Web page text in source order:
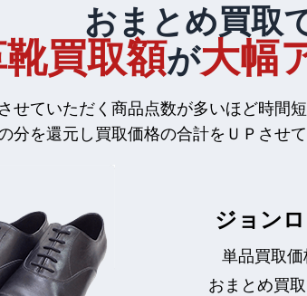
おまとめ買取
買取額が大幅
せていただく商品点数が多いほど時間
分を還元し買取価格の合計をＵＰさせ
ジョン
単品買取
おまとめ買